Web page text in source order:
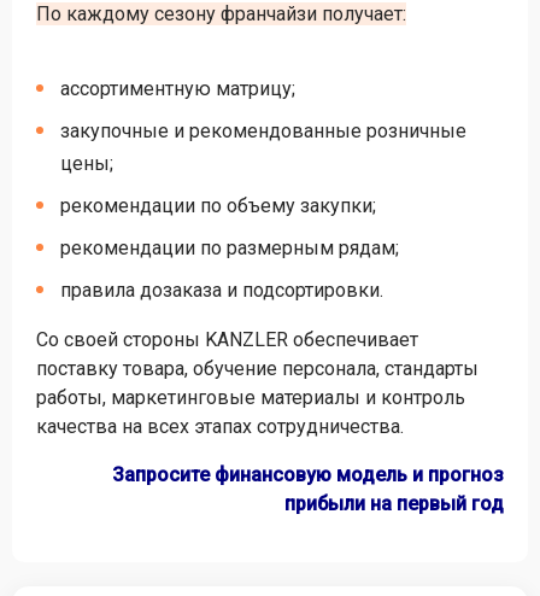
По каждому сезону франчайзи получает:
ассортиментную матрицу;
закупочные и рекомендованные розничные
цены;
рекомендации по объему закупки;
рекомендации по размерным рядам;
правила дозаказа и подсортировки.
Со своей стороны KANZLER обеспечивает
поставку товара, обучение персонала, стандарты
работы, маркетинговые материалы и контроль
качества на всех этапах сотрудничества.
Запросите финансовую модель и прогноз
прибыли на первый год